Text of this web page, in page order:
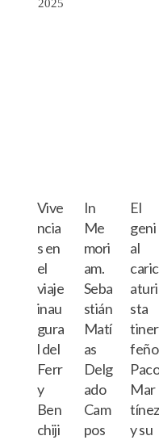
2025
Vive
ncia
s en
el
viaje
inau
gura
l del
Ferr
y
Ben
chiji
In
Me
mori
am.
Seba
stián
Matí
as
Delg
ado
Cam
pos
El
geni
al
caric
aturi
sta
tiner
feño
Mar
tínez
y su